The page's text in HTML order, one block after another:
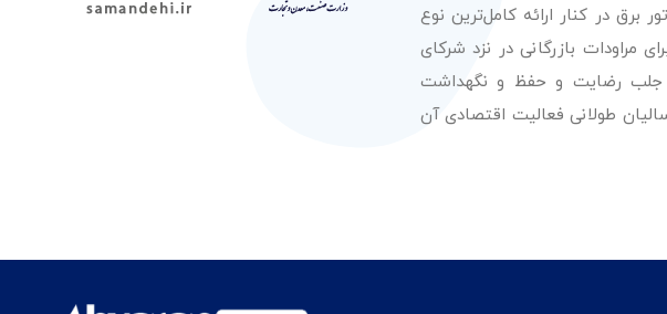
برق در کنار ارائه کامل‌ترین نوع
مراودات بازرگانی در نزد شرکای
جلب رضایت و حفظ و نگهداشت
طولانی فعالیت اقتصادی آن